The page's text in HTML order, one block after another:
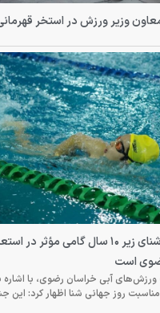
وزیر ورزش در استخر قهرمانی
حسین گرایلی: جشنواره شنای زیر ۱۰ سال
است
آبی خراسان رضوی، با اشاره